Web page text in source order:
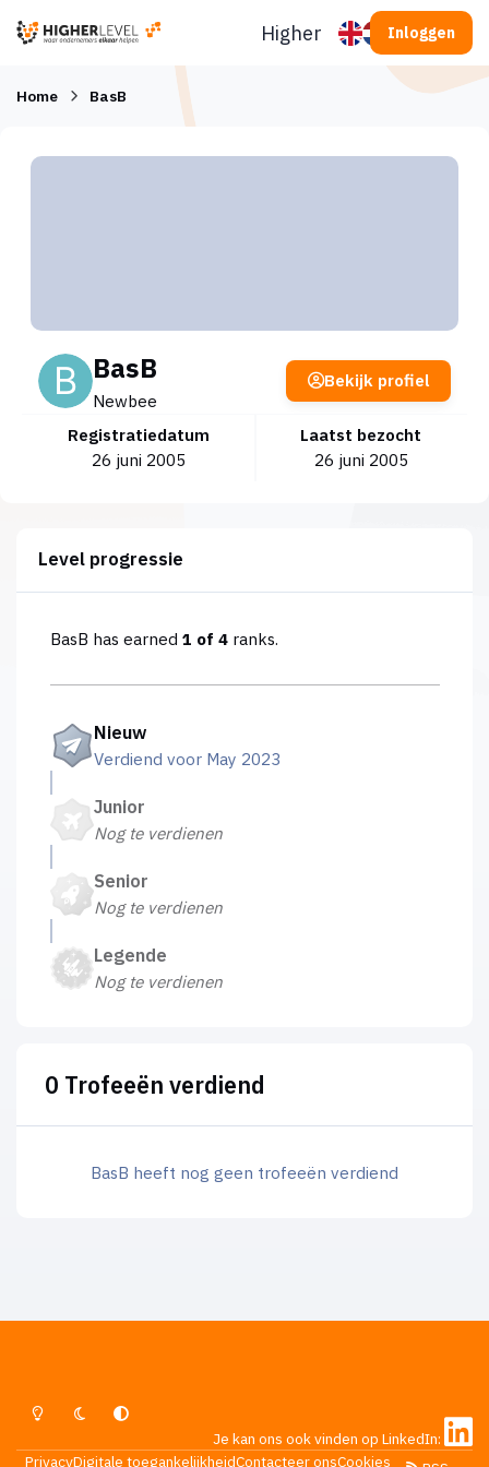
Higherlevel Inloggen
Home BasB
BasB
Newbee
Registratiedatum
26 juni 2005
Laatst bezocht
26 juni 2005
Bekijk profiel
Level progressie
BasB has earned 1 of 4ranks.
Nieuw
Verdiend voor May 2023
Junior
Nog te verdienen
Senior
Nog te verdienen
Legende
Nog te verdienen
0 Trofeeën verdiend
BasB heeft nog geen trofeeën verdiend
Lichte ModusDonkere ModusSysteemvoorkeur
Je kan ons ook vinden op LinkedIn:
PrivacyDigitale toegankelijkheidContacteer onsCookies